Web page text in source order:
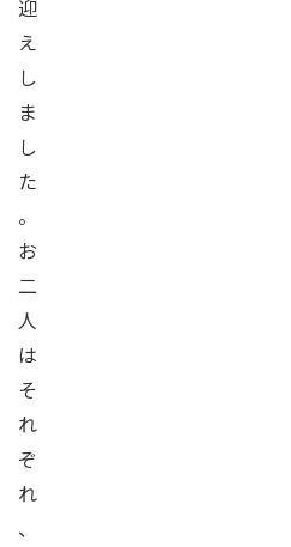
迎
え
し
ま
し
た
。
お
二
人
は
そ
れ
ぞ
れ
、